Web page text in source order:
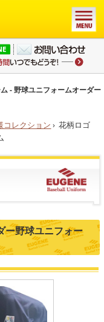
- 野球ユニフォームオーダー
コレクション › 花柄ロゴ
野球ユニフォー